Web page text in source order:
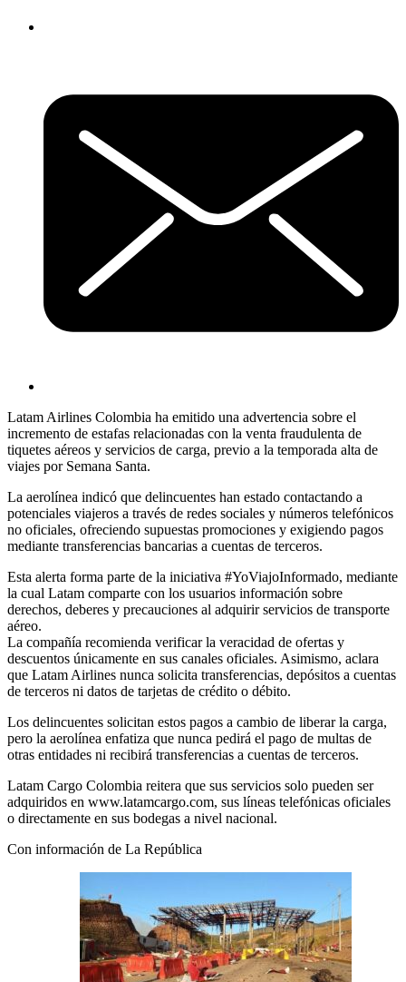
Latam Airlines Colombia ha emitido una advertencia sobre el
incremento de estafas relacionadas con la venta fraudulenta de
tiquetes aéreos y servicios de carga, previo a la temporada alta de
viajes por Semana Santa.
La aerolínea indicó que delincuentes han estado contactando a
potenciales viajeros a través de redes sociales y números telefónicos
no oficiales, ofreciendo supuestas promociones y exigiendo pagos
mediante transferencias bancarias a cuentas de terceros.
Esta alerta forma parte de la iniciativa #YoViajoInformado, mediante
la cual Latam comparte con los usuarios información sobre
derechos, deberes y precauciones al adquirir servicios de transporte
aéreo.
La compañía recomienda verificar la veracidad de ofertas y
descuentos únicamente en sus canales oficiales. Asimismo, aclara
que Latam Airlines nunca solicita transferencias, depósitos a cuentas
de terceros ni datos de tarjetas de crédito o débito.
Los delincuentes solicitan estos pagos a cambio de liberar la carga,
pero la aerolínea enfatiza que nunca pedirá el pago de multas de
otras entidades ni recibirá transferencias a cuentas de terceros.
Latam Cargo Colombia reitera que sus servicios solo pueden ser
adquiridos en www.latamcargo.com, sus líneas telefónicas oficiales
o directamente en sus bodegas a nivel nacional.
Con información de La República